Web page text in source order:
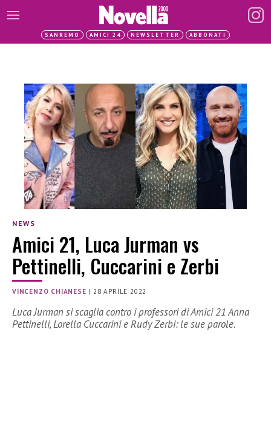
SANREMO AMICI 24 NEWSLETTER ABBONATI
NEWS
Amici 21, Luca Jurman vs
Pettinelli, Cuccarini e Zerbi
VINCENZO CHIANESE |28 APRILE 2022
Luca Jurman si scaglia contro i professori di Amici 21 Anna
Pettinelli, Lorella Cuccarini e Rudy Zerbi: le sue parole.